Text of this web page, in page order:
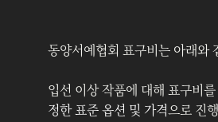
동양서예협회 표구비는 아래와
입선 이상 작품에 대해 표구비
정한 표준 옵션 및 가격으로 진